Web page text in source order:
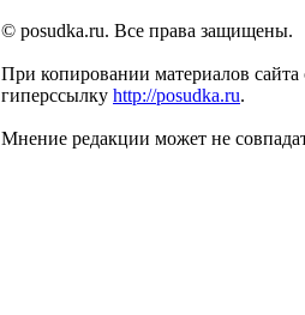
© posudka.ru. Все права защищены.
При копировании материалов сайта
гиперссылку http://posudka.ru.
Мнение редакции может не